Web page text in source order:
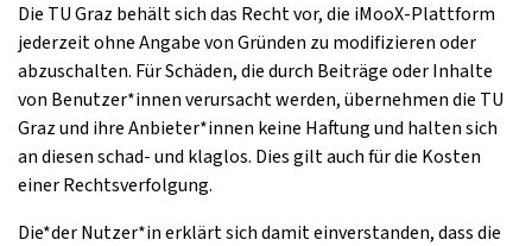
Die TU Graz behält sich das Recht vor, die iMooX-Plattform
jederzeit ohne Angabe von Gründen zu modifizieren oder
abzuschalten. Für Schäden, die durch Beiträge oder Inhalte
von Benutzer*innen verursacht werden, übernehmen die TU
Graz und ihre Anbieter*innen keine Haftung und halten sich
an diesen schad- und klaglos. Dies gilt auch für die Kosten
einer Rechtsverfolgung.
Die*der Nutzer*in erklärt sich damit einverstanden, dass die